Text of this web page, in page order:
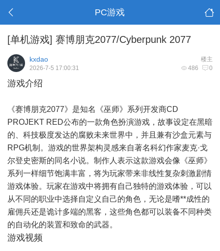
PC游戏
[单机游戏] 赛博朋克2077/Cyberpunk 2077
楼主
kxdao
486 0
2026-7-5 17:00:31
游戏介绍
《赛博朋克2077》是知名《巫师》系列开发商CD
PROJEKT RED公布的一款角色扮演游戏，故事设定在黑暗
的、科技极度发达的腐败未来世界中，并且兼有沙盒元素与
RPG机制。游戏的世界架构灵感来自著名科幻作家麦克·戈
尔登史密斯的同名小说。制作人表示这款游戏会像《巫师》
系列一样细节饱满丰富，将为玩家带来非线性复杂刺激剧情
游戏体验。玩家在游戏中将拥有自己独特的游戏体验，可以
从不同的职业中选择自定义自己的角色，无论是嗜**成性的
雇佣兵还是诡计多端的黑客，这些角色都可以装备不同种类
的自动化的装置和致命的武器。
游戏视频